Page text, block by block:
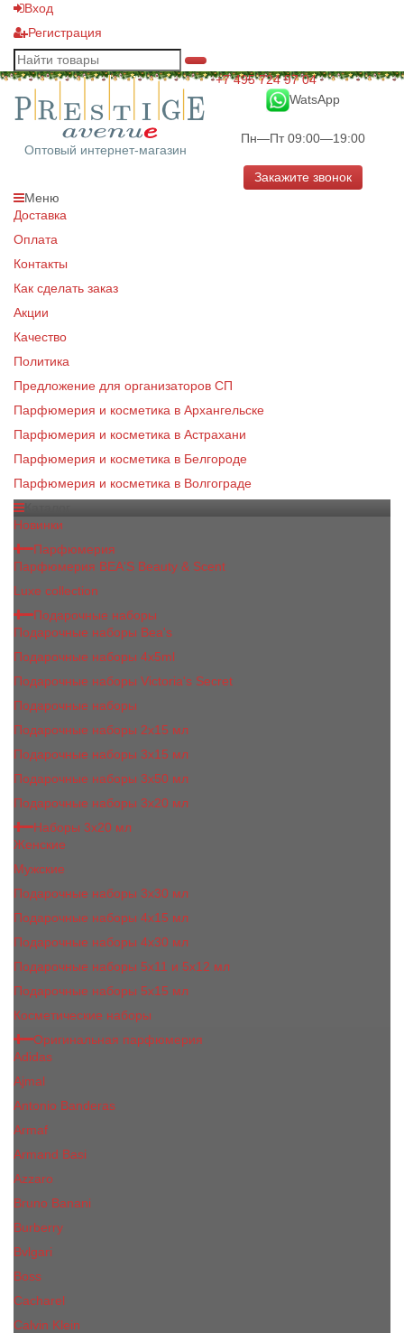
Вход
Регистрация
Оптовый интернет-магазин
+7 495 724 97 04
WatsApp
Пн—Пт 09:00—19:00
Закажите звонок
Меню
Доставка
Оплата
Контакты
Как сделать заказ
Акции
Качество
Политика
Предложение для организаторов СП
Парфюмерия и косметика в Архангельске
Парфюмерия и косметика в Астрахани
Парфюмерия и косметика в Белгороде
Парфюмерия и косметика в Волгограде
Новинки
Парфюмерия
Парфюмерия BEA'S Beauty & Scent
Luxe collection
Подарочные наборы
Подарочные наборы Bea's
Подарочные наборы 4х5ml
Подарочные наборы Victoria's Secret
Подарочные наборы
Подарочные наборы 2x15 мл
Подарочные наборы 3х15 мл
Подарочные наборы 3x50 мл
Подарочные наборы 3x20 мл
Наборы 3х20 мл
Женские
Мужские
Подарочные наборы 3х30 мл
Подарочные наборы 4x15 мл
Подарочные наборы 4x30 мл
Подарочные наборы 5x11 и 5х12 мл
Подарочные наборы 5x15 мл
Косметические наборы
Оригинальная парфюмерия
Adidas
Ajmal
Antonio Banderas
Armaf
Armand Basi
Azzaro
Bruno Banani
Burberry
Bvlgari
Boss
Cacharel
Calvin Klein